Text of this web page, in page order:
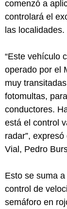
comenzó a
controlará el
las localidades.
“Este vehículo
operado por el
muy
fotomultas,
conductores.
está el control
radar”,
Vial, Pedro
Esto se suma
control de
semáforo en